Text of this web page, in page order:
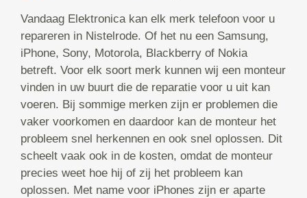
Vandaag Elektronica kan elk merk telefoon voor u
repareren in Nistelrode. Of het nu een Samsung,
iPhone, Sony, Motorola, Blackberry of Nokia
betreft. Voor elk soort merk kunnen wij een monteur
vinden in uw buurt die de reparatie voor u uit kan
voeren. Bij sommige merken zijn er problemen die
vaker voorkomen en daardoor kan de monteur het
probleem snel herkennen en ook snel oplossen. Dit
scheelt vaak ook in de kosten, omdat de monteur
precies weet hoe hij of zij het probleem kan
oplossen. Met name voor iPhones zijn er aparte